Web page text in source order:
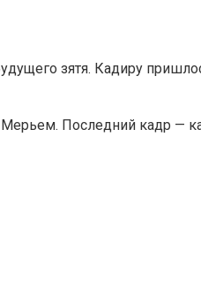
зятя. Кадиру
Мерьем. Последний кадр —